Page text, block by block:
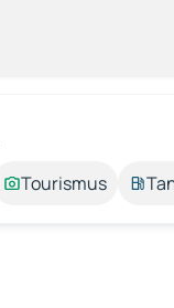
Tourismus